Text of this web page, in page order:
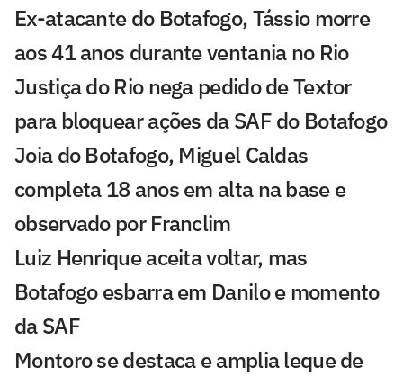
Ex-atacante do Botafogo, Tássio morre
aos 41 anos durante ventania no Rio
Justiça do Rio nega pedido de Textor
para bloquear ações da SAF do Botafogo
Joia do Botafogo, Miguel Caldas
completa 18 anos em alta na base e
observado por Franclim
Luiz Henrique aceita voltar, mas
Botafogo esbarra em Danilo e momento
da SAF
Montoro se destaca e amplia leque de